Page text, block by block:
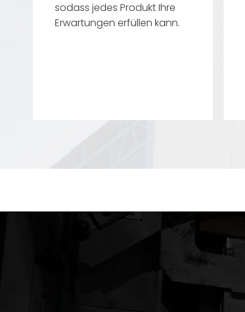
sodass jedes Produkt Ihre
Erwartungen erfüllen kann.